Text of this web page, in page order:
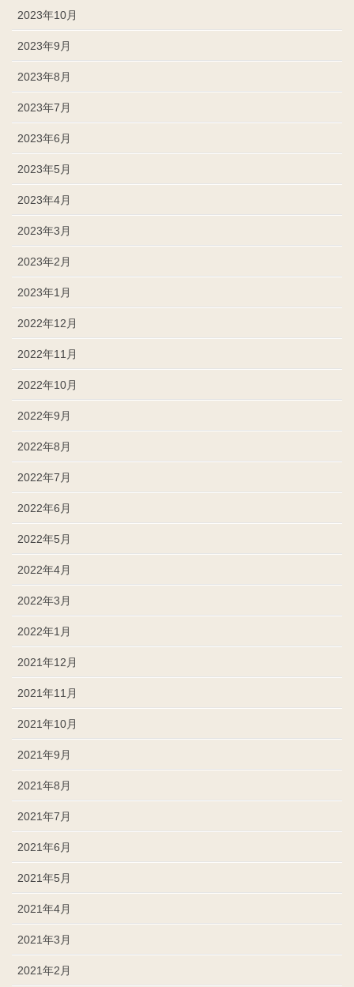
2023年10月
2023年9月
2023年8月
2023年7月
2023年6月
2023年5月
2023年4月
2023年3月
2023年2月
2023年1月
2022年12月
2022年11月
2022年10月
2022年9月
2022年8月
2022年7月
2022年6月
2022年5月
2022年4月
2022年3月
2022年1月
2021年12月
2021年11月
2021年10月
2021年9月
2021年8月
2021年7月
2021年6月
2021年5月
2021年4月
2021年3月
2021年2月